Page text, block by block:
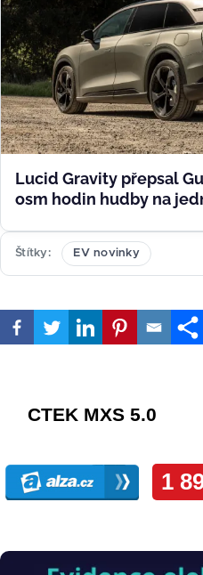
Lucid Gravity přepsal
osm hodin hudby na
Štítky EV novinky
Obrázek